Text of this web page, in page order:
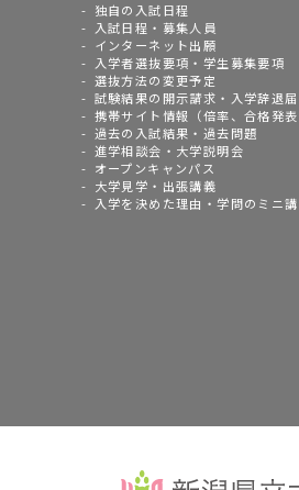
独自の入試日程
入試日程・募集人員
インターネット出願
入学者選抜要項・学生募集要項
選抜方法の変更予定
試験結果の開示請求・入学辞退
携帯サイト情報（倍率、合格発表
過去の入試結果・過去問題
進学相談会・大学説明会
オープンキャンパス
大学見学・出張講義
入学を決めた理由・学問のミニ